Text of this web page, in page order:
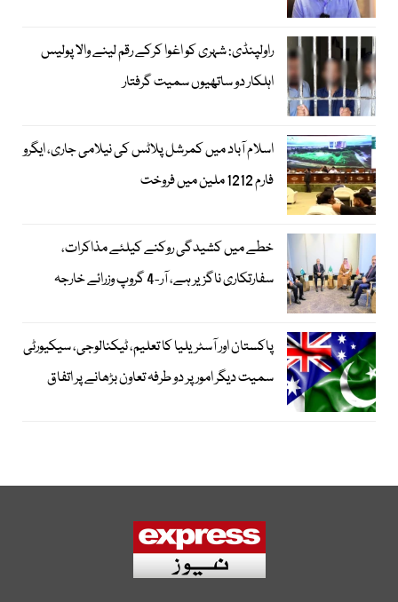
راولپنڈی: شہری کو اغوا کرکے رقم لینے والا پولیس
اہلکار دو ساتھیوں سمیت گرفتار
اسلام آباد میں کمرشل پلاٹس کی نیلامی جاری، ایگرو
فارم 1212 ملین میں فروخت
خطے میں کشیدگی روکنے کیلئے مذاکرات،
سفارتکاری ناگزیر ہے، آر-4 گروپ وزرائے خارجہ
پاکستان اور آسٹریلیا کا تعلیم، ٹیکنالوجی، سیکیورٹی
سمیت دیگر امور پر دو طرفہ تعاون بڑھانے پر اتفاق